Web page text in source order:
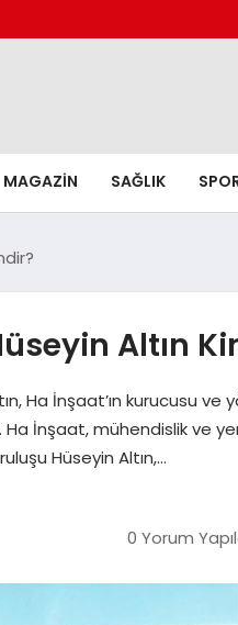
MAGAZIN SAĞLIK
Altın
Ha İnşaat’ın kurucusu
İnşaat, mühendislik ve
Hüseyin Altın,…
0 Yorum